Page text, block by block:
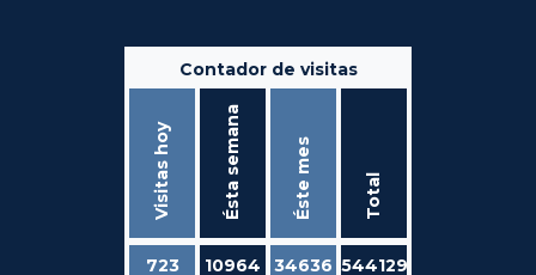
Contador de visitas
Visitas hoy Ésta semana Éste mes Total
723 10964 34636 544129